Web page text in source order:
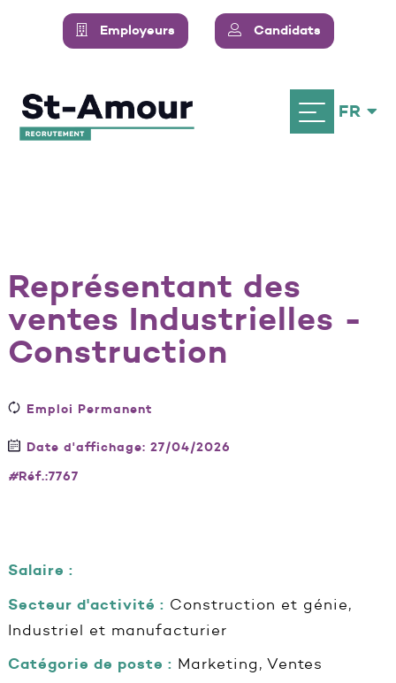
Employeurs Candidats
FR
Représentant des
ventes Industrielles -
Construction
Emploi Permanent
Date d'affichage: 27/04/2026
#Réf.:7767
Salaire :
Secteur d'activité : Construction et génie,
Industriel et manufacturier
Catégorie de poste : Marketing, Ventes